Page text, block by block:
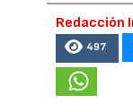
Redacción
497